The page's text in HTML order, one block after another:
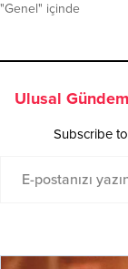
"Genel" içinde
Ulusal
Subscribe